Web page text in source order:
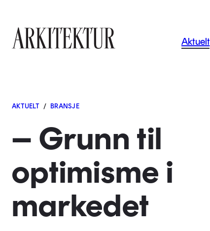
Aktuelt
AKTUELT / BRANSJE
– Grunn til
optimisme i
markedet